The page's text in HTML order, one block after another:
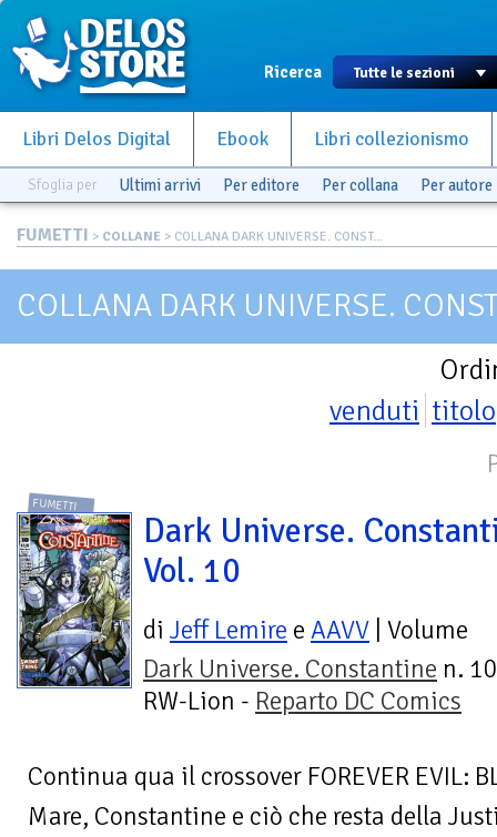
Ricerca
Libri Delos Digital Ebook Libri collezionismo
Sfoglia per Ultimi arrivi Per editore Per collana Per autore
FUMETTI > COLLANE > COLLANA DARK UNIVERSE. CONST...
COLLANA DARK UNIVERSE.
venduti titolo
FUMETTI
Dark Universe.
Vol. 10
di Jeff Lemire e AAVV | Volume
Dark Universe. Constantine n.
RW-Lion - Reparto DC Comics
Continua qua il crossover FOREVER EVIL:
Mare, Constantine e ciò che resta della